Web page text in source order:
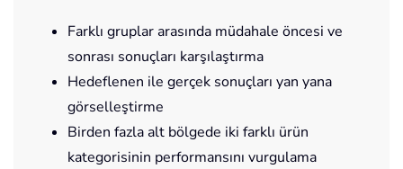
Farklı gruplar arasında müdahale öncesi ve
sonrası sonuçları karşılaştırma
Hedeflenen ile gerçek sonuçları yan yana
görselleştirme
Birden fazla alt bölgede iki farklı ürün
kategorisinin performansını vurgulama